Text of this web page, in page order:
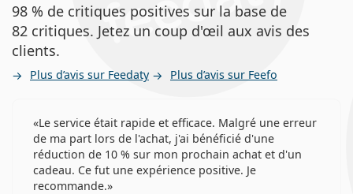
98 % de critiques positives sur la base de
82 critiques. Jetez un coup d'œil aux avis des
clients.
Plus d’avis sur Feedaty Plus d’avis sur Feefo
Le service était rapide et efficace. Malgré une erreur
de ma part lors de l'achat, j'ai bénéficié d'une
réduction de 10 % sur mon prochain achat et d'un
cadeau. Ce fut une expérience positive. Je
recommande.